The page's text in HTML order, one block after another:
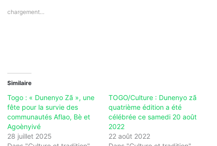
chargement…
Similaire
Togo : « Dunenyo Zã », une
fête pour la survie des
communautés Aflao, Bè et
Agoènyivé
28 juillet 2025
TOGO/Culture : Dunenyo zã
quatrième édition a été
célébrée ce samedi 20 août
2022
22 août 2022